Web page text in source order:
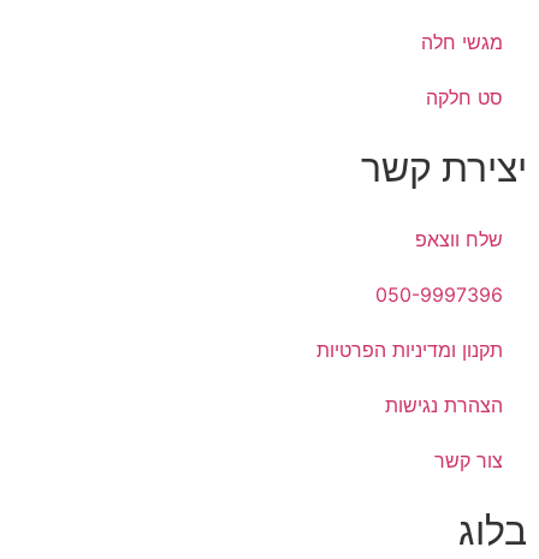
מגשי חלה
סט חלקה
יצירת קשר
שלח ווצאפ
050-9997396
תקנון ומדיניות הפרטיות
הצהרת נגישות
צור קשר
בלוג